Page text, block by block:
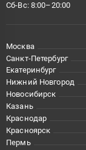
Сб-Вс: 8:00–20:00
Москва
Санкт-Петербург
Екатеринбург
Нижний Новгород
Новосибирск
Казань
Краснодар
Красноярск
Пермь